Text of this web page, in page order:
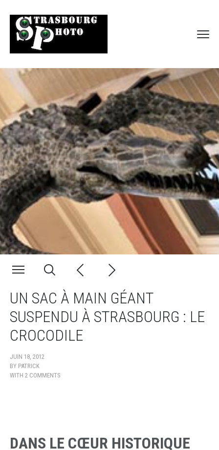
UN SAC À MAIN GÉANT
SUSPENDU À STRASBOURG : LE
CROCODILE
JUIN 18, 2012
BY PATRICK
WITH 2 COMMENTS
DANS LE CŒUR HISTORIQUE